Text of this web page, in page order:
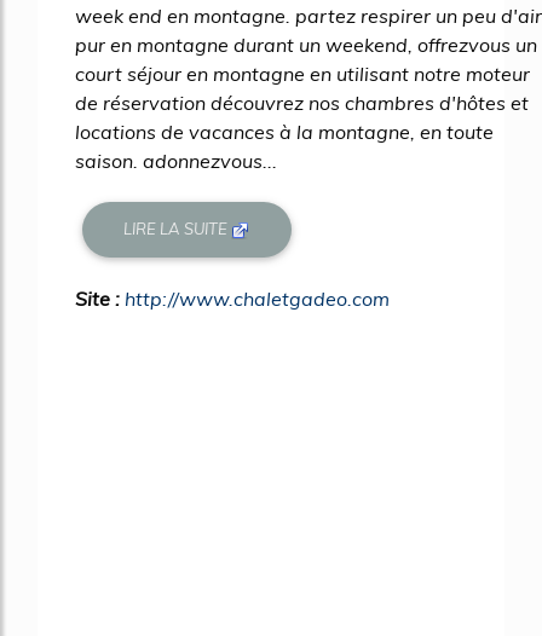
week end en montagne. partez respirer un peu d'air
pur en montagne durant un weekend, offrezvous un
court séjour en montagne en utilisant notre moteur
de réservation découvrez nos chambres d'hôtes et
locations de vacances à la montagne, en toute
saison. adonnezvous...
LIRE LA SUITE
Site : http://www.chaletgadeo.com